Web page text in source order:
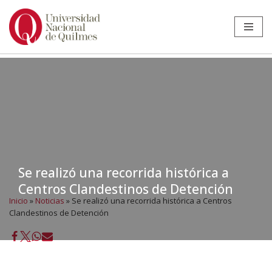
Ir
Se realizó una recorrida histórica a
Centros Clandestinos de Detención
Inicio » Noticias » Se realizó una recorrida histórica a Centros
Clandestinos de Detención